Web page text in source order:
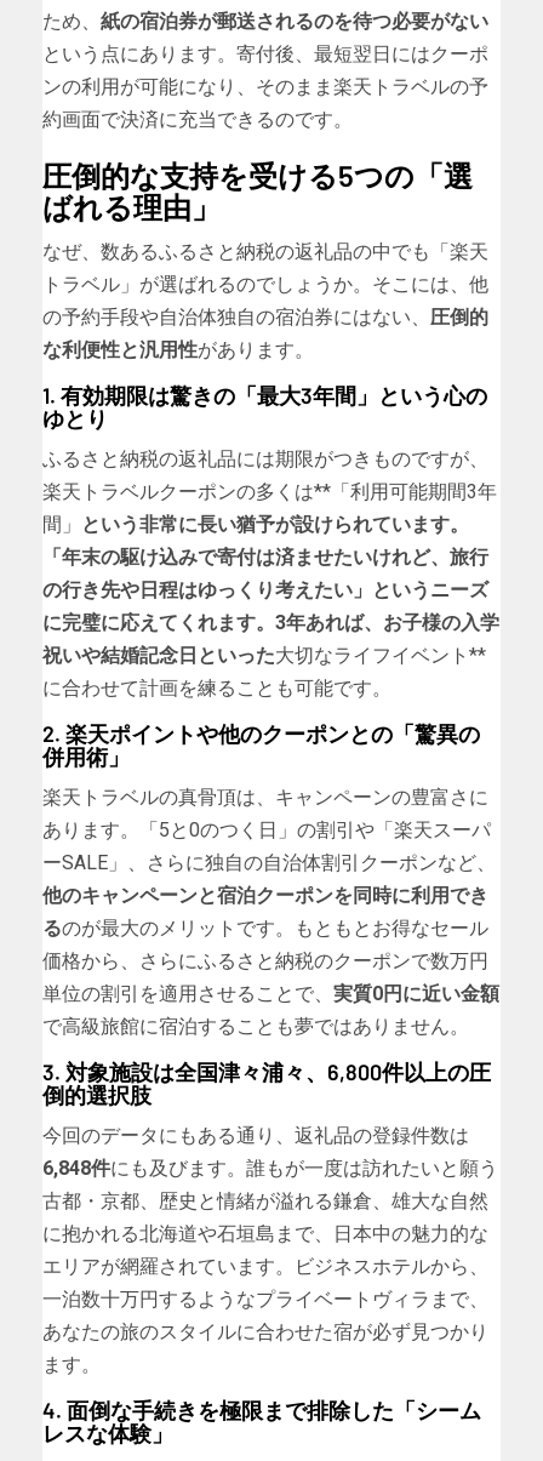
ため、 紙の宿泊券が郵送されるのを待つ必要がない
という点にあります。寄付後、最短翌日にはクーポ
ンの利用が可能になり、そのまま楽天トラベルの予
約画面で決済に充当できるのです。
圧倒的な支持を受ける5つの「選
ばれる理由」
なぜ、数あるふるさと納税の返礼品の中でも「楽天
トラベル」が選ばれるのでしょうか。そこには、他
の予約手段や自治体独自の宿泊券にはない、 圧倒的
な利便性と汎用性があります。
1. 有効期限は驚きの「最大3年間」という心の
ゆとり
ふるさと納税の返礼品には期限がつきものですが、
楽天トラベルクーポンの多くは**「利用可能期間3年
間」 という非常に長い猶予が設けられています。
「年末の駆け込みで寄付は済ませたいけれど、旅行
の行き先や日程はゆっくり考えたい」というニーズ
に完璧に応えてくれます。3年あれば、お子様の入学
祝いや結婚記念日といった大切なライフイベント**
に合わせて計画を練ることも可能です。
2. 楽天ポイントや他のクーポンとの「驚異の
併用術」
楽天トラベルの真骨頂は、キャンペーンの豊富さに
あります。「5と0のつく日」の割引や「楽天スーパ
ーSALE」、さらに独自の自治体割引クーポンなど、
他のキャンペーンと宿泊クーポンを同時に利用でき
るのが最大のメリットです。もともとお得なセール
価格から、さらにふるさと納税のクーポンで数万円
単位の割引を適用させることで、 実質0円に近い金額
で高級旅館に宿泊することも夢ではありません。
3. 対象施設は全国津々浦々、6,800件以上の圧
倒的選択肢
今回のデータにもある通り、返礼品の登録件数は
6,848件にも及びます。誰もが一度は訪れたいと願う
古都・京都、歴史と情緒が溢れる鎌倉、雄大な自然
に抱かれる北海道や石垣島まで、日本中の魅力的な
エリアが網羅されています。ビジネスホテルから、
一泊数十万円するようなプライベートヴィラまで、
あなたの旅のスタイルに合わせた宿が必ず見つかり
ます。
4. 面倒な手続きを極限まで排除した「シーム
レスな体験」